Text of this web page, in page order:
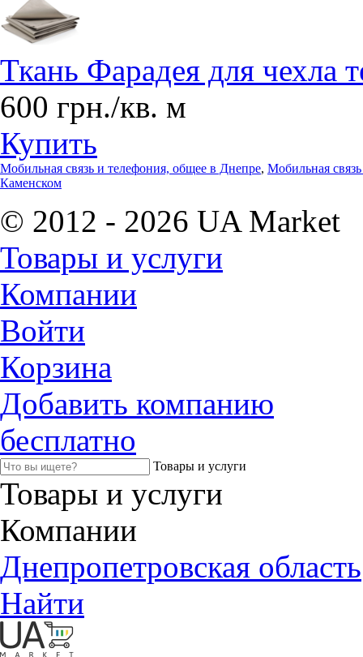
Ткань Фарадея для чехла
600 грн./кв. м
Купить
Мобильная связь и телефония, общее в Днепре, Мобильная
Каменском
© 2012 - 2026 UA Market
Товары и услуги
Компании
Войти
Корзина
Добавить компанию
бесплатно
Товары и услуги
Товары и услуги
Компании
Днепропетровская область
Найти